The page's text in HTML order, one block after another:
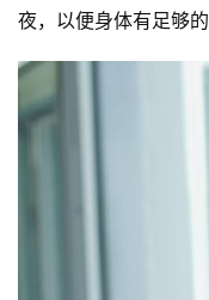
夜，以便身体有足够